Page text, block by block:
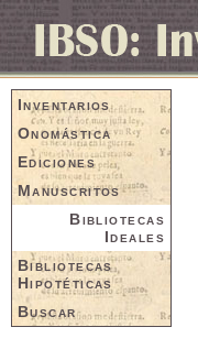
Inventarios
Onomástica
Ediciones
Manuscritos
Bibliotecas
Ideales
Bibliotecas
Hipotéticas
Buscar